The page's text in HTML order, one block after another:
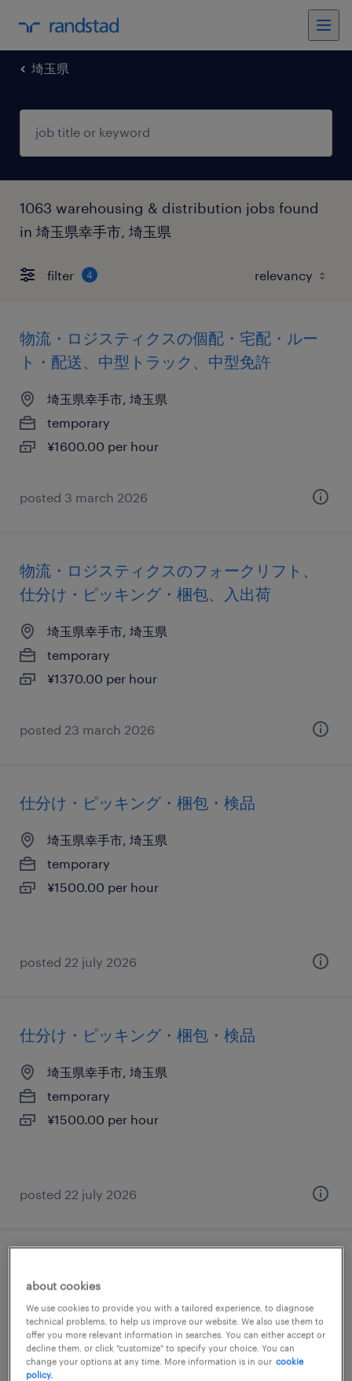
埼玉県
1063 warehousing & distribution jobs found
in 埼玉県幸手市, 埼玉県
filter 4
物流・ロジスティクスの個配・宅配・ルー
ト・配送、中型トラック、中型免許
埼玉県幸手市, 埼玉県
temporary
¥1600.00 per hour
posted 3 march 2026
物流・ロジスティクスのフォークリフト、
仕分け・ピッキング・梱包、入出荷
埼玉県幸手市, 埼玉県
temporary
¥1370.00 per hour
posted 23 march 2026
仕分け・ピッキング・梱包・検品
埼玉県幸手市, 埼玉県
temporary
¥1500.00 per hour
posted 22 july 2026
仕分け・ピッキング・梱包・検品
埼玉県幸手市, 埼玉県
temporary
¥1500.00 per hour
posted 22 july 2026
埼玉県幸手市, 埼玉県
temporary
¥1500.00 per hour
about cookies
We use cookies to provide you with a tailored experience, to diagnose
technical problems, to help us improve our website. We also use them to
offer you more relevant information in searches. You can either accept or
decline them, or click "customize" to specify your choice. You can
change your options at any time. More information is in our cookie
policy.